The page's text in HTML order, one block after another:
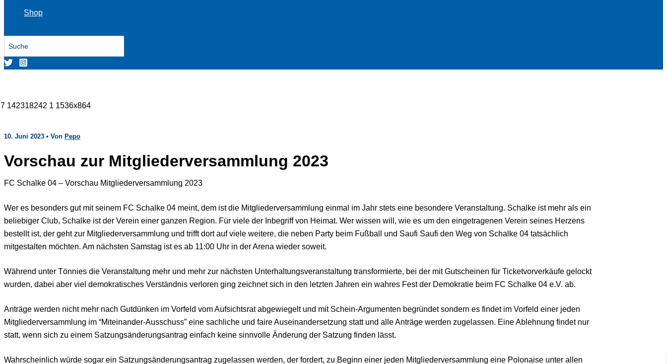
Shop
for:
10. Juni 2023 • Von Pepo
Vorschau zur Mitgliederversammlung 2023
FC Schalke 04 – Vorschau Mitgliederversammlung 2023
Wer es besonders gut mit seinem FC Schalke 04 meint, dem ist die Mitgliederversammlung einmal im Jahr stets eine besondere Veranstaltung. Schalke ist mehr als ein
beliebiger Club, Schalke ist der Verein einer ganzen Region. Für viele der Inbegriff von Heimat. Wer wissen will, wie es um den eingetragenen Verein seines Herzens
bestellt ist, der geht zur Mitgliederversammlung und trifft dort auf viele weitere, die neben Party beim Fußball und Saufi Saufi den Weg von Schalke 04 tatsächlich
mitgestalten möchten. Am nächsten Samstag ist es ab 11:00 Uhr in der Arena wieder soweit.
Während unter Tönnies die Veranstaltung mehr und mehr zur nächsten Unterhaltungsveranstaltung transformierte, bei der mit Gutscheinen für Ticketvorverkäufe gelockt
wurden, dabei aber viel demokratisches Verständnis verloren ging zeichnet sich in den letzten Jahren ein wahres Fest der Demokratie beim FC Schalke 04 e.V. ab.
Anträge werden nicht mehr nach Gutdünken im Vorfeld vom Aufsichtsrat abgewiegelt und mit Schein-Argumenten begründet sondern es findet im Vorfeld einer jeden
Mitgliederversammlung im “Miteinander-Ausschuss” eine sachliche und faire Auseinandersetzung statt und alle Anträge werden zugelassen. Eine Ablehnung findet nur
statt, wenn sich zu einem Satzungsänderungsantrag einfach keine sinnvolle Änderung der Satzung finden lässt.
Wahrscheinlich würde sogar ein Satzungsänderungsantrag zugelassen werden, der fordert, zu Beginn einer jeden Mitgliederversammlung eine Polonaise unter allen